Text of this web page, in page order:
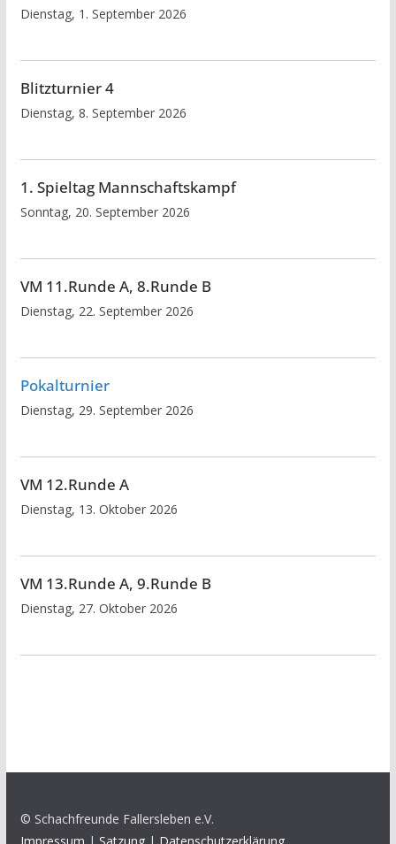
Dienstag, 1. September 2026
Blitzturnier 4
Dienstag, 8. September 2026
1. Spieltag Mannschaftskampf
Sonntag, 20. September 2026
VM 11.Runde A, 8.Runde B
Dienstag, 22. September 2026
Pokalturnier
Dienstag, 29. September 2026
VM 12.Runde A
Dienstag, 13. Oktober 2026
VM 13.Runde A, 9.Runde B
Dienstag, 27. Oktober 2026
© Schachfreunde Fallersleben e.V.